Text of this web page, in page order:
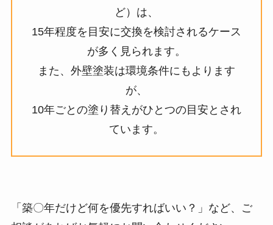
ど）は、
15年程度を目安に交換を検討されるケース
が多く見られます。
また、外壁塗装は環境条件にもよります
が、
10年ごとの塗り替えがひとつの目安とされ
ています。
「築〇年だけど何を優先すればいい？」など、ご